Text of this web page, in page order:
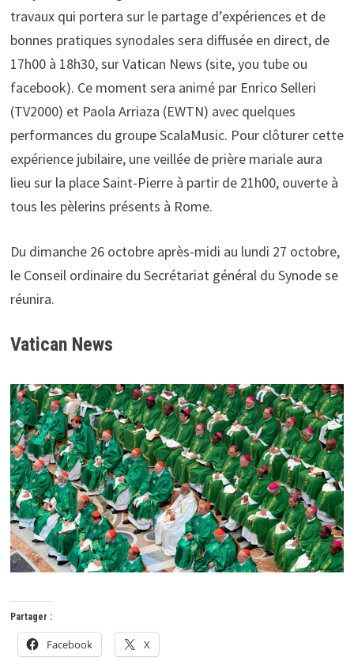
travaux qui portera sur le partage d’expériences et de
bonnes pratiques synodales sera diffusée en direct, de
17h00 à 18h30, sur Vatican News (site, you tube ou
facebook). Ce moment sera animé par Enrico Selleri
(TV2000) et Paola Arriaza (EWTN) avec quelques
performances du groupe ScalaMusic. Pour clôturer cette
expérience jubilaire, une veillée de prière mariale aura
lieu sur la place Saint-Pierre à partir de 21h00, ouverte à
tous les pèlerins présents à Rome.
Du dimanche 26 octobre après-midi au lundi 27 octobre,
le Conseil ordinaire du Secrétariat général du Synode se
réunira.
Vatican News
Partager :
Facebook X